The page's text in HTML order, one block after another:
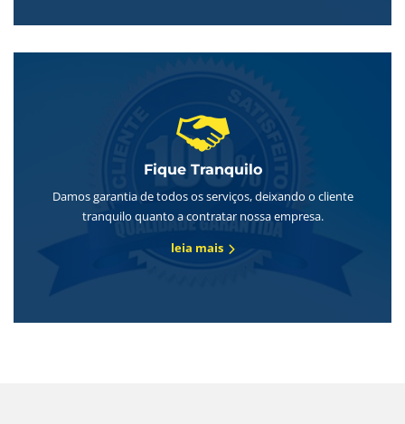
Fique Tranquilo
Damos garantia de todos os serviços, deixando o cliente
tranquilo quanto a contratar nossa empresa.
leia mais